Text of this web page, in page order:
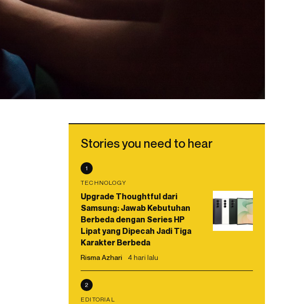
Stories you need to hear
1
TECHNOLOGY
Upgrade Thoughtful dari
Samsung: Jawab Kebutuhan
Berbeda dengan Series HP
Lipat yang Dipecah Jadi Tiga
Karakter Berbeda
Risma Azhari 4 hari lalu
2
EDITORIAL